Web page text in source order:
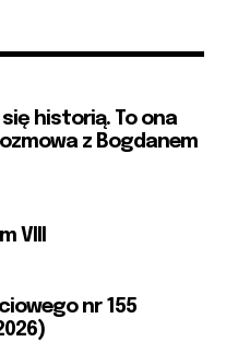
historią. To ona
z Bogdanem
VIII
nr 155